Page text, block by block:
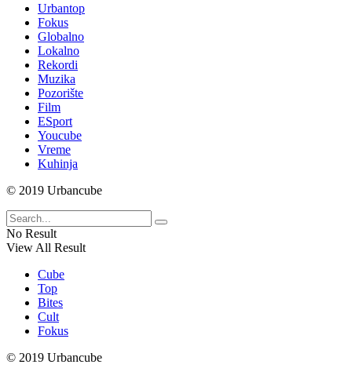
Urbantop
Fokus
Globalno
Lokalno
Rekordi
Muzika
Pozorište
Film
ESport
Youcube
Vreme
Kuhinja
© 2019 Urbancube
No Result
View All Result
Cube
Top
Bites
Cult
Fokus
© 2019 Urbancube